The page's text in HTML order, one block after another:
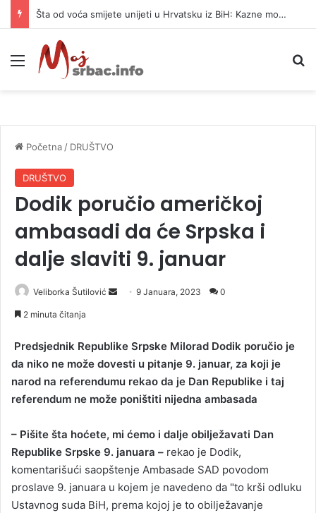
Šta od voća smijete unijeti u Hrvatsku iz BiH: Kazne mogu dostići 13.260 evra
Meni
Početna / DRUŠTVO
DRUŠTVO
Dodik poručio američkoj
ambasadi da će Srpska i
dalje slaviti 9. januar
Veliborka Šutilović
d
a
n
l
9 Januara, 2023 0
2 minuta čitanja
Predsjednik Republike Srpske Milorad Dodik poručio je
da niko ne može dovesti u pitanje 9. januar, za koji je
narod na referendumu rekao da je Dan Republike i taj
referendum ne može poništiti nijedna ambasada
– Pišite šta hoćete, mi ćemo i dalje obilježavati Dan
Republike Srpske 9. januara – rekao je Dodik,
komentarišući saopštenje Ambasade SAD povodom
proslave 9. januara u kojem je navedeno da "to krši odluku
Ustavnog suda BiH, prema kojoj je to obilježavanje